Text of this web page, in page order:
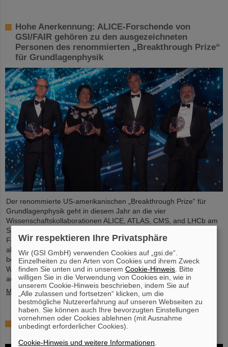
Hohe Anerkennung: ALICE-Forschende von
GSI/FAIR gehören zu den ausgezeichneten
Personen des renommierten „Breakthrough Prize“
für Grundlagenphysik
Der renommierte US-amerikanischen „Breakthrough Prize“ für
Grundlagenphysik geht in diesem Jahr an die vier
Wissenschaftskollaborationen ALICE, ATLAS, CMS, and LHCb am
Speicherring LHC (Large Hadron Collider ) des europäischen
Forschungszentrums CERN . Auch mehr als 40 frühere und
aktuelle ALICE-Forschende von GSI/FAIR sind maßgeblich daran
beteiligt und wurden nun gemeinsam mit ihren
Wissenschaftskolleg*innen mit dem angesehenen Preis
ausgezeichnet, der mit drei Millionen US-Dollar dotiert ist…
Mehr »
Physiker*innen testen Quantentheorie mit
Atomkernen aus einer Kernreaktion
Wir respektieren Ihre Privatsphäre
Wir (GSI GmbH) verwenden Cookies auf „gsi.de“.
Einzelheiten zu den Arten von Cookies und ihrem Zweck
finden Sie unten und in unseremCookie-Hinweis . Bitte
willigen Sie in die Verwendung von Cookies ein, wie in
unserem Cookie-Hinweis beschrieben, indem Sie auf
„Alle zulassen und fortsetzen“ klicken, um die
bestmögliche Nutzererfahrung auf unseren Webseiten zu
haben. Sie können auch Ihre bevorzugten Einstellungen
vornehmen oder Cookies ablehnen (mit Ausnahme
unbedingt erforderlicher Cookies).
Cookie-Hinweis und weitere Informationen